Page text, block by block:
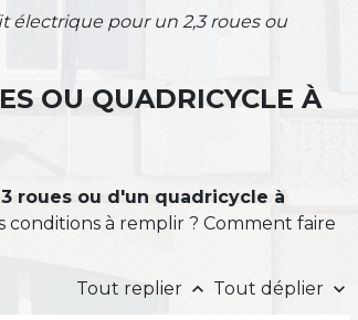
électrique pour un 2,3 roues ou
OU QUADRICYCLE À
roues ou d'un quadricycle à
à remplir ? Comment faire
Tout replier keyboard_arrow_up Tout déplier keyboard_arrow_down